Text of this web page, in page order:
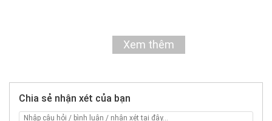
Cải thiện khả năng phối hợp cơ thể: Muốn sử dụng
được ván trượt điều đầu tiên bạn cần đó chính là khả
điều khiển ván theo ý muốn của mình.
Tăng khả năng giao tiếp, tự tin hơn: Có thể nói trượt
Xem thêm
Chia sẻ nhận xét của bạn